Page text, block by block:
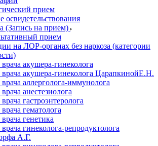
прием
освидетельствования
(Запись на прием)
прием
на ЛОР-органах без наркоза (категории
акушера-гинеколога
врача акушера-гинеколога ЦарапкинойЕ.Н.
аллерголога-иммунолога
анестезиолога
гастроэнтеролога
гематолога
генетика
гинеколога-репродуктолога
А.Г.